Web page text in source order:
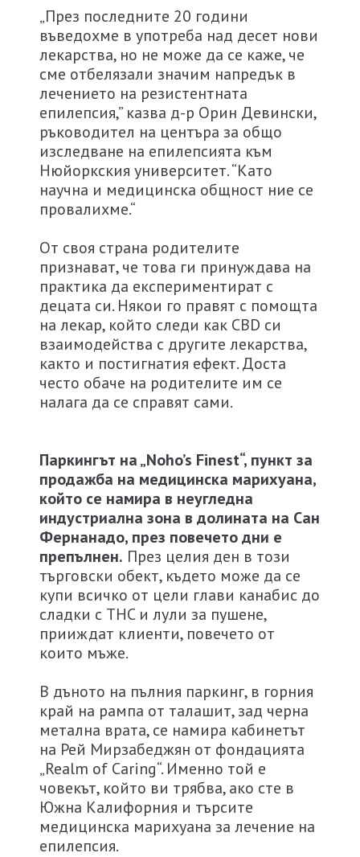
„През последните 20 години
въведохме в употреба над десет нови
лекарства, но не може да се каже, че
сме отбелязали значим напредък в
лечението на резистентната
епилепсия,” казва д-р Орин Девински,
ръководител на центъра за общо
изследване на епилепсията към
Нюйоркския университет. “Като
научна и медицинска общност ние се
провалихме.“
От своя страна родителите
признават, че това ги принуждава на
практика да експериментират с
децата си. Някои го правят с помощта
на лекар, който следи как CBD си
взаимодейства с другите лекарства,
както и постигнатия eфект. Доста
често обаче на родителите им се
налага да се справят сами.
Паркингът на „Noho’s Finest“, пункт за
продажба на медицинска марихуана,
който се намира в неугледна
индустриална зона в долината на Сан
Фернанадо, през повечето дни е
препълнен. През целия ден в този
търговски обект, където може да се
купи всичко от цели глави канабис до
сладки с THC и лули за пушене,
прииждат клиенти, повечето от
които мъже.
В дъното на пълния паркинг, в горния
край на рампа от талашит, зад черна
метална врата, се намира кабинетът
на Рей Мирзабеджян от фондацията
„Realm of Caring“. Именно той е
човекът, който ви трябва, ако сте в
Южна Калифорния и търсите
медицинска марихуана за лечение на
епилепсия.